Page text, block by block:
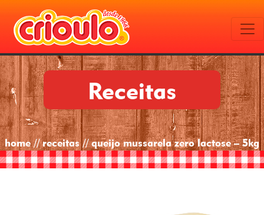
Receitas
home // receitas // queijo mussarela zero lactose – 5kg